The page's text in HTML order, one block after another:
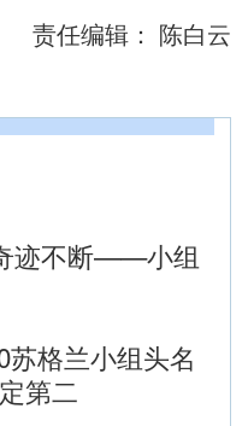
责任编辑： 陈白云
迹不断——小组
格兰小组头名
第二